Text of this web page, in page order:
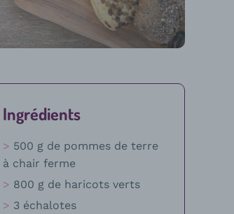
Ingrédients
500 g de pommes de terre
à chair ferme
800 g de haricots verts
3 échalotes